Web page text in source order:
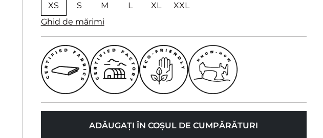
XS S M L XL
XXL
Ghid de mărimi
ADĂUGAȚI ÎN COȘUL DE CUMPĂRĂTURI